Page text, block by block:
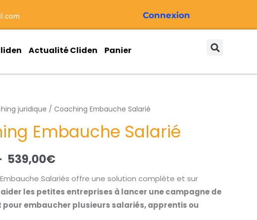
Connexion
Actualité Cliden Panier
juridique / Coaching Embauche Salarié
Embauche Salarié
539,00€
Plage
de
77,00€
à
539,00€
Salariés offre une solution complète et sur
les petites entreprises à lancer une campagne de
embaucher plusieurs salariés, apprentis ou